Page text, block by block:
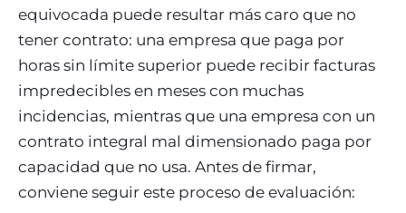
equivocada puede resultar más caro que no
tener contrato: una empresa que paga por
horas sin límite superior puede recibir facturas
impredecibles en meses con muchas
incidencias, mientras que una empresa con un
contrato integral mal dimensionado paga por
capacidad que no usa. Antes de firmar,
conviene seguir este proceso de evaluación: